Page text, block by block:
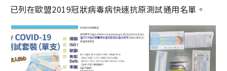
已列在歐盟2019冠狀病毒病快速抗原測試通用名單。